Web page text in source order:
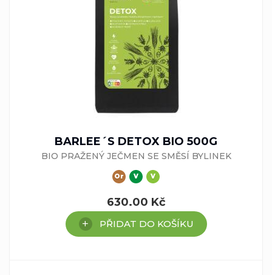
BARLEE´S DETOX BIO 500G
BIO PRAŽENÝ JEČMEN SE SMĚSÍ BYLINEK
Or V V
630.00 Kč
PŘIDAT DO KOŠÍKU